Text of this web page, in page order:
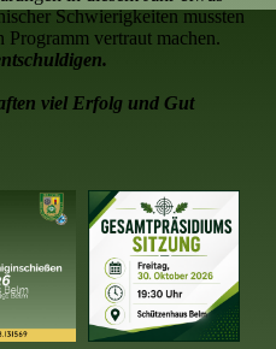
Schwierigkeiten mussten
vertraut machen.
viel Erfolg und Gut